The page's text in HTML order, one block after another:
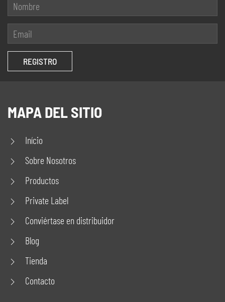
MAPA DEL SITIO
Início
Sobre Nosotros
Productos
Private Label
Conviértase en distribuidor
Blog
Tienda
Contacto